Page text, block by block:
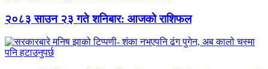
२०८३ साउन २३ गते शनिबार: आजको राशिफल